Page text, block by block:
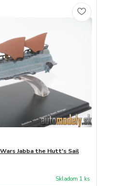
Jabba the Hutt's Sail
Skladom 1 ks